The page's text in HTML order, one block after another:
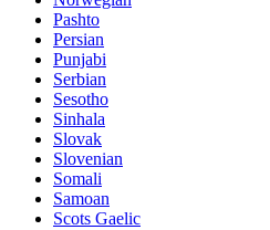
Pashto
Persian
Punjabi
Serbian
Sesotho
Sinhala
Slovak
Slovenian
Somali
Samoan
Scots Gaelic